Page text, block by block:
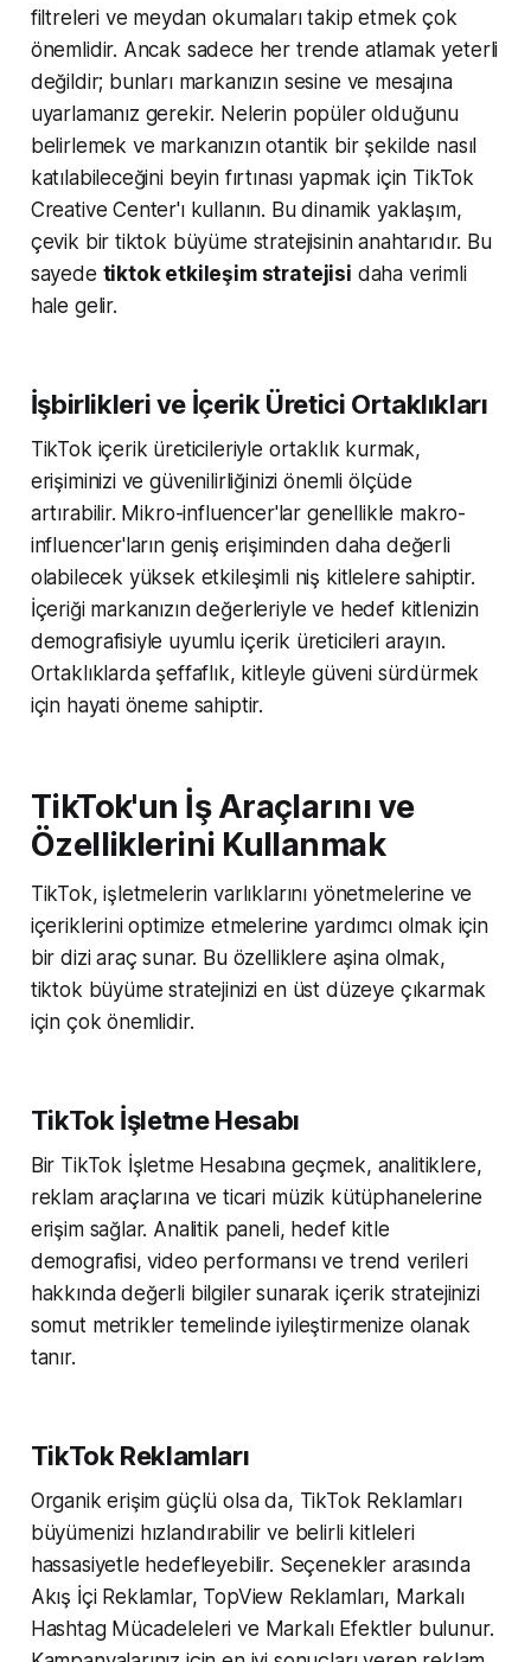
filtreleri ve meydan okumaları takip etmek çok
önemlidir. Ancak sadece her trende atlamak yeterli
değildir; bunları markanızın sesine ve mesajına
uyarlamanız gerekir. Nelerin popüler olduğunu
belirlemek ve markanızın otantik bir şekilde nasıl
katılabileceğini beyin fırtınası yapmak için TikTok
Creative Center'ı kullanın. Bu dinamik yaklaşım,
çevik bir tiktok büyüme stratejisinin anahtarıdır. Bu
sayede tiktok etkileşim stratejisi daha verimli
hale gelir.
İşbirlikleri ve İçerik Üretici Ortaklıkları
TikTok içerik üreticileriyle ortaklık kurmak,
erişiminizi ve güvenilirliğinizi önemli ölçüde
artırabilir. Mikro-influencer'lar genellikle makro-
influencer'ların geniş erişiminden daha değerli
olabilecek yüksek etkileşimli niş kitlelere sahiptir.
İçeriği markanızın değerleriyle ve hedef kitlenizin
demografisiyle uyumlu içerik üreticileri arayın.
Ortaklıklarda şeffaflık, kitleyle güveni sürdürmek
için hayati öneme sahiptir.
TikTok'un İş Araçlarını ve
Özelliklerini Kullanmak
TikTok, işletmelerin varlıklarını yönetmelerine ve
içeriklerini optimize etmelerine yardımcı olmak için
bir dizi araç sunar. Bu özelliklere aşina olmak,
tiktok büyüme stratejinizi en üst düzeye çıkarmak
için çok önemlidir.
TikTok İşletme Hesabı
Bir TikTok İşletme Hesabına geçmek, analitiklere,
reklam araçlarına ve ticari müzik kütüphanelerine
erişim sağlar. Analitik paneli, hedef kitle
demografisi, video performansı ve trend verileri
hakkında değerli bilgiler sunarak içerik stratejinizi
somut metrikler temelinde iyileştirmenize olanak
tanır.
TikTok Reklamları
Organik erişim güçlü olsa da, TikTok Reklamları
büyümenizi hızlandırabilir ve belirli kitleleri
hassasiyetle hedefleyebilir. Seçenekler arasında
Akış İçi Reklamlar, TopView Reklamları, Markalı
Hashtag Mücadeleleri ve Markalı Efektler bulunur.